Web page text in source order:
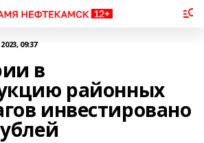
09:37
в
районных
инвестировано